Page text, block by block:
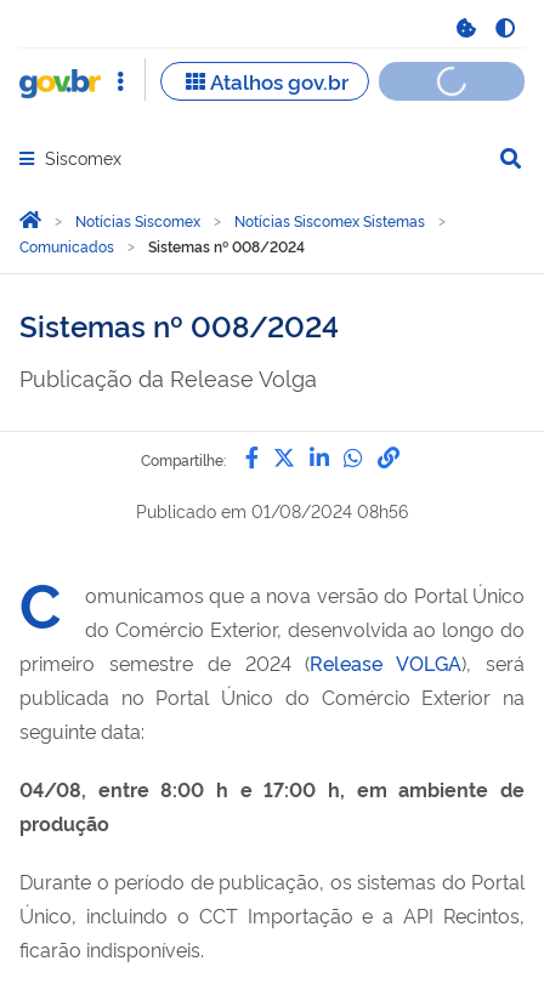
Abrir menu principal de navegação
Siscomex
Você está aqui:
Página Inicial
Notícias Siscomex
Notícias Siscomex Sistemas
Comunicados
Sistemas nº 008/2024
Sistemas nº 008/2024
Publicação da Release Volga
Compartilhe: Compartilhe por Facebook
Compartilhe por Twitter
Compartilhe por
Compartilhe
link para
Publicado em 01/08/2024 08h56
C
omunicamos que a nova versão do Portal Único
do Comércio Exterior, desenvolvida ao longo do
primeiro semestre de 2024 (Release VOLGA), será
publicada no Portal Único do Comércio Exterior na
seguinte data:
04/08, entre 8:00 h e 17:00 h, em ambiente de
produção
Durante o período de publicação, os sistemas do Portal
Único, incluindo o CCT Importação e a API Recintos,
ficarão indisponíveis.